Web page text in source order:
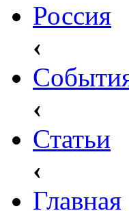
Россия
‹
‹
Статьи
‹
Главная